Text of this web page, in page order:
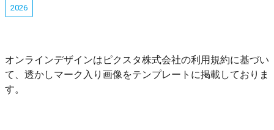
2026
オンラインデザインはピクスタ株式会社の利用規約に基づい
て、透かしマーク入り画像をテンプレートに掲載しておりま
す。